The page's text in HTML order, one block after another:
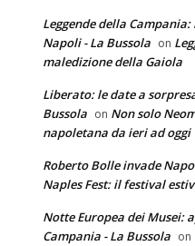
Leggende della
Napoli - La Bussola on
maledizione della Gaiola
Liberato: le date a
Bussola on Non solo
napoletana da ieri ad oggi
Roberto Bolle invade
Naples Fest: il festival
Notte Europea dei Musei:
Campania - La Bussola on